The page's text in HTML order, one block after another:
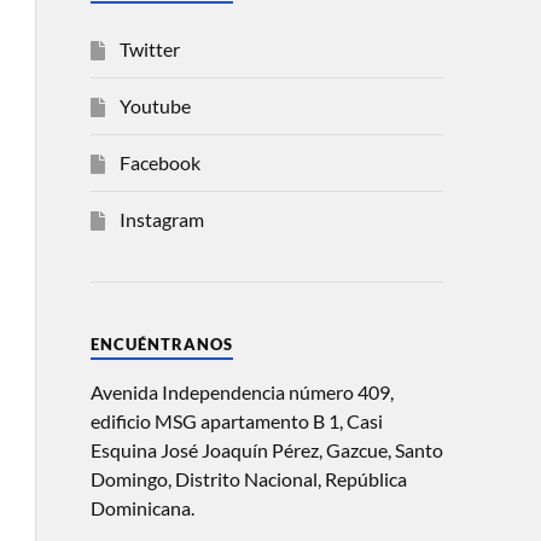
Twitter
Youtube
Facebook
Instagram
ENCUÉNTRANOS
Avenida Independencia número 409,
edificio MSG apartamento B 1, Casi
Esquina José Joaquín Pérez, Gazcue, Santo
Domingo, Distrito Nacional, República
Dominicana.